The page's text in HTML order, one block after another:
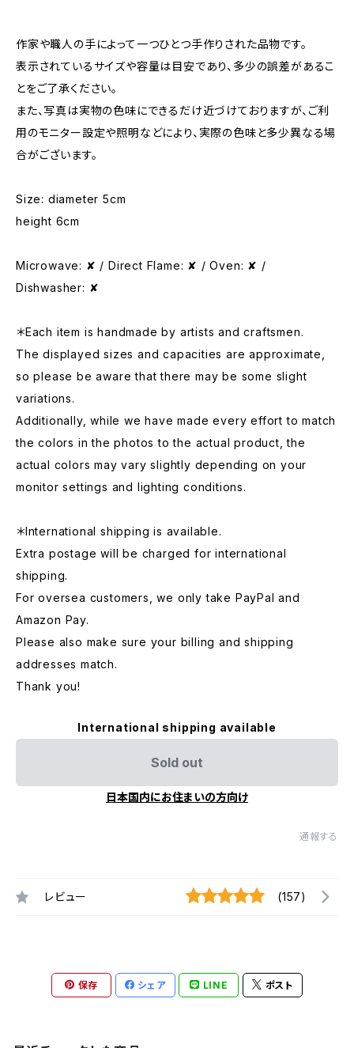
作家や職人の手によって一つひとつ手作りされた品物です。
表示されているサイズや容量は目安であり、多少の誤差があるこ
とをご了承ください。
また、写真は実物の色味にできるだけ近づけておりますが、ご利
用のモニター設定や照明などにより、実際の色味と多少異なる場
合がございます。
Size: diameter 5cm
height 6cm
Microwave: ✘ / Direct Flame: ✘ / Oven: ✘ /
Dishwasher: ✘
＊Each item is handmade by artists and craftsmen.
The displayed sizes and capacities are approximate,
so please be aware that there may be some slight
variations.
Additionally, while we have made every effort to match
the colors in the photos to the actual product, the
actual colors may vary slightly depending on your
monitor settings and lighting conditions.
＊International shipping is available.
Extra postage will be charged for international
shipping.
For oversea customers, we only take PayPal and
Amazon Pay.
Please also make sure your billing and shipping
addresses match.
Thank you!
International shipping available
Sold out
日本国内にお住まいの方向け
通報する
レビュー (157)
保存 シェア LINE ポスト